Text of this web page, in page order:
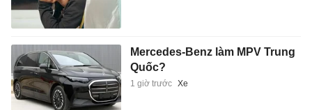
Mercedes-Benz làm MPV Trung
Quốc?
1 giờ trước Xe